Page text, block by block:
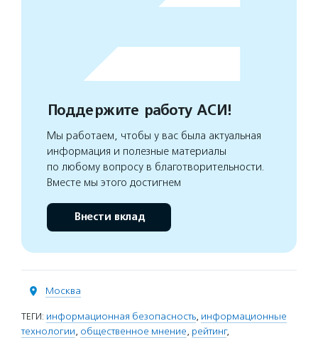
Поддержите работу АСИ!
Мы работаем, чтобы у вас была актуальная
информация и полезные материалы
по любому вопросу в благотворительности.
Вместе мы этого достигнем
Внести вклад
Москва
ТЕГИ: информационная безопасность, информационные
технологии, общественное мнение, рейтинг,